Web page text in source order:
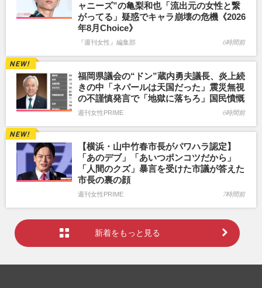
ャニーズ”の亀梨和也「流出元の女性と繋
がってる」疑惑でキャラ崩壊の危機《2026
年8月Choice》
『週刊女性』編集部 6時間前
福岡県議会の“ドン”蔵内勇夫議長、炎上続
きの中「ネパールは天国だった」震災無視
の不謹慎発言で「地獄に落ちろ」国民憤慨
週刊女性PRIME 6時間前
【横浜・山中竹春市長がパワハラ認定】
「あのデブ」「あいつポンコツだから」
「人間のクズ」暴言を受けた市議が答えた
市長の裏の顔
週刊女性PRIME 7時間前
新着をもっと見る